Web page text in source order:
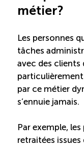
Devenir
Catalogue
métier?
Les personnes
tâches
avec des
particulièrement
par ce métier
s’ennuie jamais.
Par exemple,
retraitées